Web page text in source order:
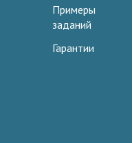
Примеры
заданий
Гарантии